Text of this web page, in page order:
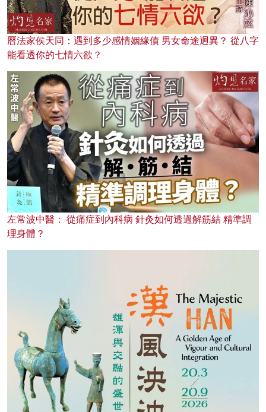
曆法家侯天同：遇到多少感情姻緣債 男女命途迥異？ 從八字
能看透你的七情六欲？
左常波中醫： 從痛症到內科病 針灸如何透過解筋結 精準調
理身體？